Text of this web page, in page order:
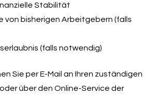
Stabilität
von bisherigen Arbeitgebern (falls
(falls notwendig)
Sie per E-Mail an Ihren zuständigen
über den Online-Service der